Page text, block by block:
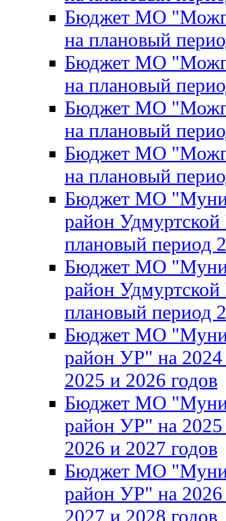
Бюджет МО
на плановый
Бюджет МО
на плановый
Бюджет МО
на плановый
Бюджет МО
на плановый
Бюджет МО
район
плановый период
Бюджет МО
район
плановый период
Бюджет МО
район УР" на 2024
2025 и 2026 годов
Бюджет МО
район УР" на 2025
2026 и 2027 годов
Бюджет МО
район УР" на 2026
2027 и 2028 годов